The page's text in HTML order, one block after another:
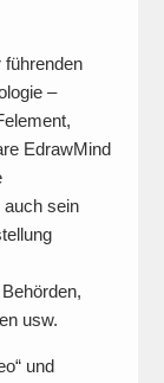
–
EdrawMind
sein
usw.
und